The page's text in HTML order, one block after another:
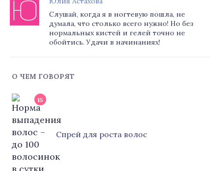
Слушай, когда я в ногтевую пошла, не
думала, что столько всего нужно! Но без
нормальных кистей и гелей точно не
обойтись. Удачи в начинаниях!
О ЧЕМ ГОВОРЯТ
15
Cпрей для роста волос